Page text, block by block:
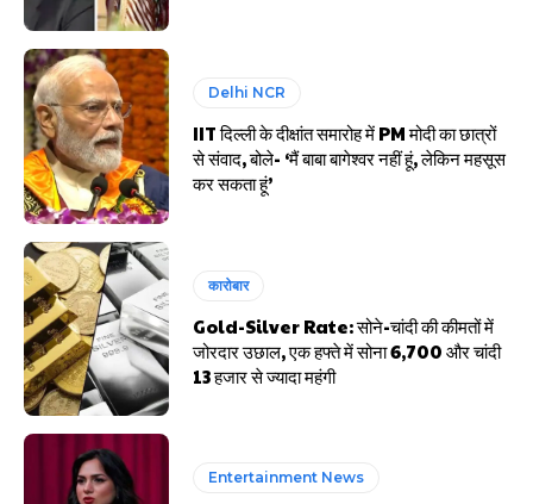
Delhi NCR
IIT दिल्ली के दीक्षांत समारोह में PM मोदी का छात्रों
से संवाद, बोले- ‘मैं बाबा बागेश्वर नहीं हूं, लेकिन महसूस
कर सकता हूं’
कारोबार
Gold-Silver Rate: सोने-चांदी की कीमतों में
जोरदार उछाल, एक हफ्ते में सोना ₹6,700 और चांदी
₹13 हजार से ज्यादा महंगी
Entertainment News